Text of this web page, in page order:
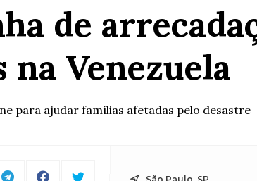
de
Venezuela
para ajudar famílias afetadas pelo desastre